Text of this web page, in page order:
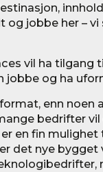
og jobbe her – vi
vil ha tilgang
jobbe og ha
enn noen
bedrifter vil
en fin mulighet
det nye